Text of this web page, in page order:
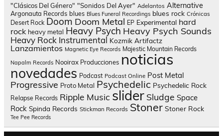
"Clásicos Del Género" "Sonidos Del Ayer" Adelantos Alternative
Argonauta Records blues Blues Funeral Recordings blues rock Crónicas
Desert Rock Doom Doom Metal EP Experimental hard
rock heavy metal Heavy Psych Heavy Psych Sounds
Heavy Rock Instrumental Kozmik Artifactz
Lanzamientos Magnetic Eye Records Majestic Mountain Records
Napalm Records Nooirax Producciones noticias
novedades Podcast Podcast Online Post Metal
Progressive Proto Metal Psychedelic Psychedelic Rock
Relapse Records Ripple Music slider Sludge Space
Rock Spinda Records Stickman Records Stoner Stoner Rock
Tee Pee Records